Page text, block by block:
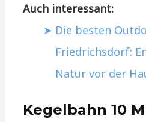
Auch interessant:
Die besten
Friedrichsdorf:
Natur vor der
Kegelbahn 10